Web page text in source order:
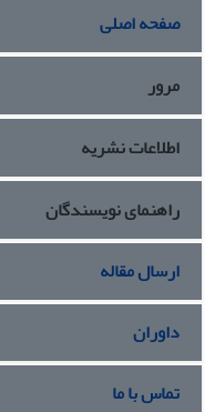
صفحه اصلی
مرور
اطلاعات نشریه
راهنمای نویسندگان
ارسال مقاله
داوران
تماس با ما